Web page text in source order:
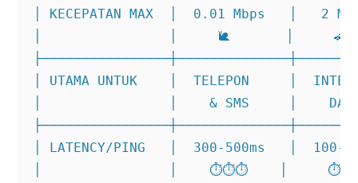
│ KECEPATAN MAX  │  0.01 Mbps   │
│                │     🐌       │
│ UTAMA UNTUK    │  TELEPON     │
│                │    & SMS     │
│ LATENCY/PING   │  300-500ms   │
│                │    ⏱️⏱️⏱️    │